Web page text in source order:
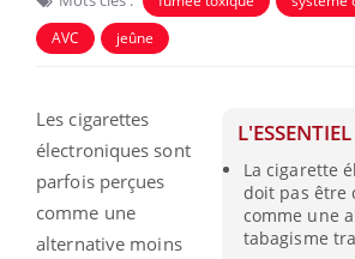
AVC
jeûne
L'ESSENTIEL
La cigarette
doit pas être
comme une
tabagisme
Les cigarettes
électroniques sont
parfois perçues
comme une
alternative moins